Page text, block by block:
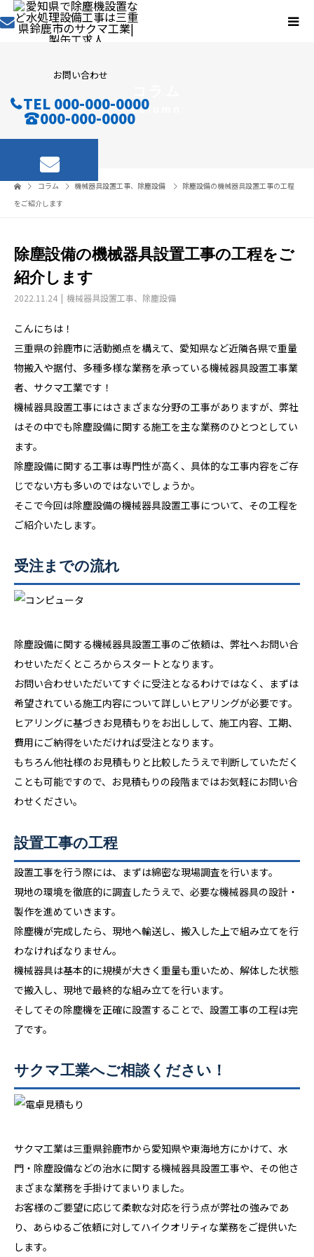
お問い合わせ
TEL 000-000-0000
000-000-0000column
コラム 機械器具設置工事、 除塵設備
除塵設備の機械器具設置工事の工程
をご紹介します
除塵設備の機械器具設置工事の工程をご
紹介します
2022.11.24 機械器具設置工事、 除塵設備
こんにちは！
三重県の鈴鹿市に活動拠点を構えて、愛知県など近隣各県で重量
物搬入や据付、多種多様な業務を承っている機械器具設置工事業
者、サクマ工業です！
機械器具設置工事にはさまざまな分野の工事がありますが、弊社
はその中でも除塵設備に関する施工を主な業務のひとつとしてい
ます。
除塵設備に関する工事は専門性が高く、具体的な工事内容をご存
じでない方も多いのではないでしょうか。
そこで今回は除塵設備の機械器具設置工事について、その工程を
ご紹介いたします。
受注までの流れ
除塵設備に関する機械器具設置工事のご依頼は、弊社へお問い合
わせいただくところからスタートとなります。
お問い合わせいただいてすぐに受注となるわけではなく、まずは
希望されている施工内容について詳しいヒアリングが必要です。
ヒアリングに基づきお見積もりをお出しして、施工内容、工期、
費用にご納得をいただければ受注となります。
もちろん他社様のお見積もりと比較したうえで判断していただく
ことも可能ですので、お見積もりの段階まではお気軽にお問い合
わせください。
設置工事の工程
設置工事を行う際には、まずは綿密な現場調査を行います。
現地の環境を徹底的に調査したうえで、必要な機械器具の設計・
製作を進めていきます。
除塵機が完成したら、現地へ輸送し、搬入した上で組み立てを行
わなければなりません。
機械器具は基本的に規模が大きく重量も重いため、解体した状態
で搬入し、現地で最終的な組み立てを行います。
そしてその除塵機を正確に設置することで、設置工事の工程は完
了です。
サクマ工業へご相談ください！
サクマ工業は三重県鈴鹿市から愛知県や東海地方にかけて、水
門・除塵設備などの治水に関する機械器具設置工事や、その他さ
まざまな業務を手掛けてまいりました。
お客様のご要望に応じて柔軟な対応を行う点が弊社の強みであ
り、あらゆるご依頼に対してハイクオリティな業務をご提供いた
します。